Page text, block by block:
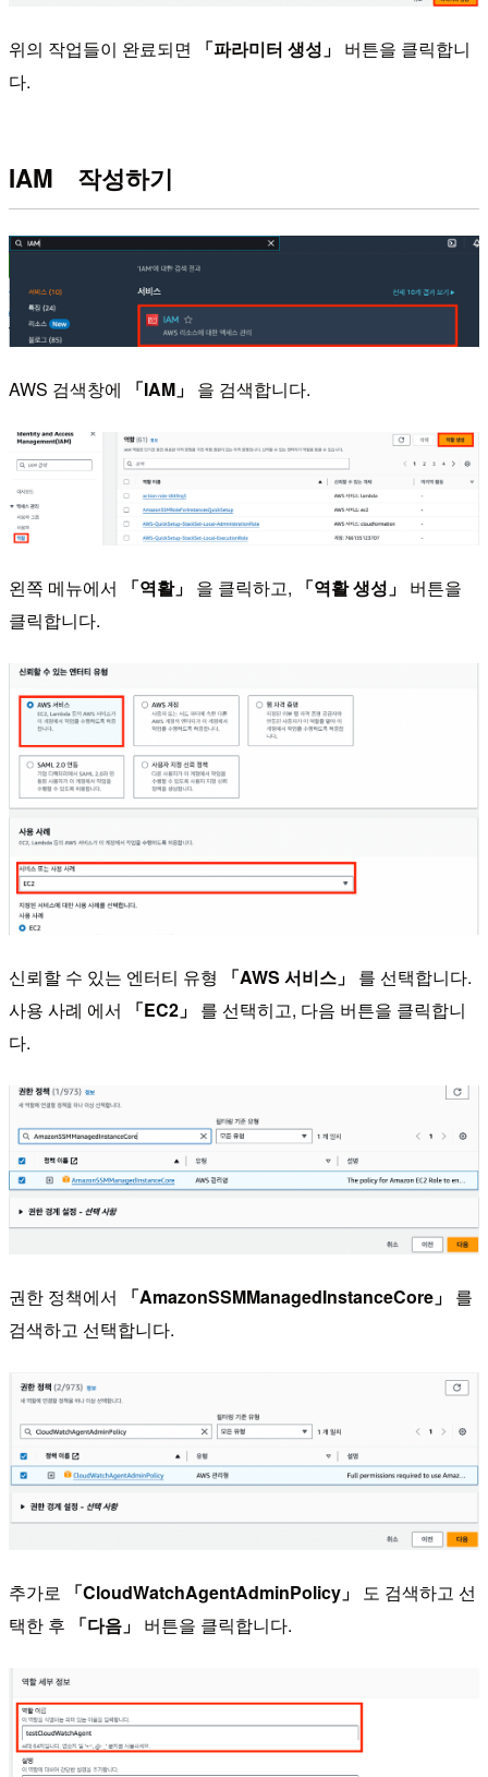
위의 작업들이 완료되면 「파라미터 생성」 버튼을 클릭합니
다.
IAM 작성하기
AWS 검색창에 「IAM」 을 검색합니다.
왼쪽 메뉴에서 「역활」 을 클릭하고, 「역활 생성」 버튼을
클릭합니다.
신뢰할 수 있는 엔터티 유형 「AWS 서비스」 를 선택합니다.
사용 사례 에서
「EC2」 를 선택히고, 다음 버튼을 클릭합니
다.
권한 정책에서 「AmazonSSMManagedInstanceCore」 를
검색하고 선택합니다.
추가로 「CloudWatchAgentAdminPolicy」 도 검색하고 선
택한 후
「다음」 버튼을 클릭합니다.